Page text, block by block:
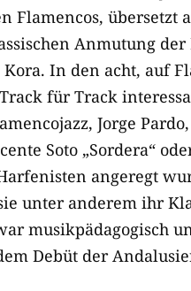
Flamencos, übersetzt
Anmutung
In den acht, auf
für Track
Jorge
Soto „Sordera“
angeregt
unter anderem ihr
musikpädagogisch
Debüt der